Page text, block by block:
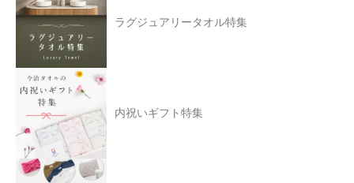
ラグジュアリータオル特集
内祝いギフト特集